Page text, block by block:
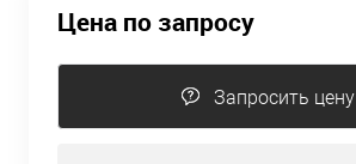
Цена по запросу
Запросить цену